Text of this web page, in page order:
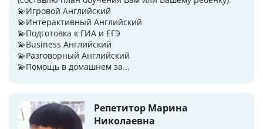
💫Игровой Английский
💫Интерактивный Английский
💫Подготовка к ГИА и ЕГЭ
💫Business Английский
💫Разговорный Английский
💫Помощь в домашнем за...
Репетитор Марина
Николаевна